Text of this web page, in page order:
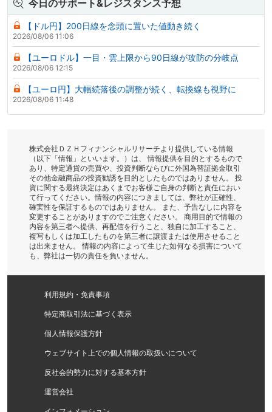
今日のサポート&レジスタンス予想
【ドル円】200日線を念頭に置いた値動き続く
2026/08/06 11:06
【ユーロドル】一目・雲上限から90日線が攻防の分岐点
2026/08/06 12:15
【ユーロ円】大幅続落後の調整が続く、転換線も視野に
2026/08/06 11:48
株式会社ＤＺＨフィナンシャルリサーチより提供している情報
（以下「情報」といいます。）は、 情報提供を目的とするもので
あり、特定通貨の売買や、投資判断ならびに外国為替証拠金取引
その他金融商品の投資勧誘を目的としたものではありません。 投
資に関する最終決定はあくまでお客様ご自身の判断と責任におい
て行ってください。情報の内容につきましては、弊社が正確性、
確実性を保証するものではありません。 また、予告なしに内容を
変更することがありますのでご注意ください。 商用目的で情報の
内容を第三者へ提供、再配信を行うこと、独自に加工すること、
複写もしくは加工したものを第三者に譲渡または使用させること
は出来ません。 情報の内容によって生じた如何なる損害について
も、弊社は一切の責任を負いません。
利用規約・免責事項
特定商取引法に基づく表示
個人情報保護方針
ウェブサイト上での個人情報の取扱いについて
反社会的勢力に対する基本方針
運営会社